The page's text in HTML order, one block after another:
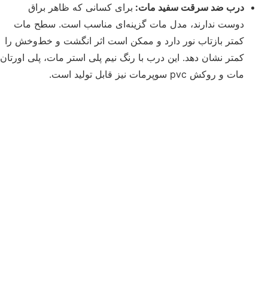
درب ضد سرقت سفید مات:برای کسانی که ظاهر براق
دوست ندارند، مدل مات گزینه‌ای مناسب است. سطح مات
کمتر بازتاب نور دارد و ممکن است اثر انگشت و خط‌وخش را
کمتر نشان دهد. این درب با رنگ نیم پلی استر مات، پلی اورتان
مات و روکش pvc سوپرمات نیز قابل تولید است.